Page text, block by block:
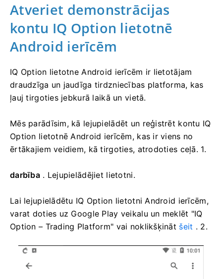
Atveriet demonstrācijas
kontu IQ Option lietotnē
Android ierīcēm
IQ Option lietotne Android ierīcēm ir lietotājam
draudzīga un jaudīga tirdzniecības platforma, kas
ļauj tirgoties jebkurā laikā un vietā.
Mēs parādīsim, kā lejupielādēt un reģistrēt kontu IQ
Option lietotnē Android ierīcēm, kas ir viens no
ērtākajiem veidiem, kā tirgoties, atrodoties ceļā. 1.
darbība. Lejupielādējiet lietotni.
Lai lejupielādētu IQ Option lietotni Android ierīcēm,
varat doties uz Google Play veikalu un meklēt "IQ
Option – Trading Platform" vai noklikšķināt šeit . 2.